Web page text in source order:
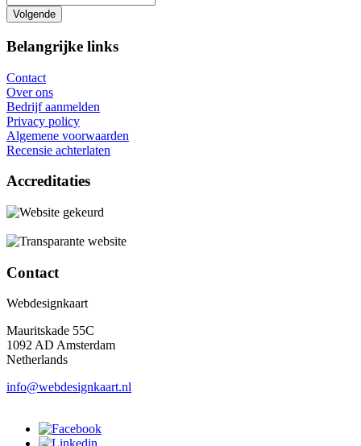
Belangrijke links
Contact
Over ons
Bedrijf aanmelden
Privacy policy
Algemene voorwaarden
Recensie achterlaten
Accreditaties
Contact
Webdesignkaart
Mauritskade 55C
1092 AD Amsterdam
Netherlands
info@webdesignkaart.nl